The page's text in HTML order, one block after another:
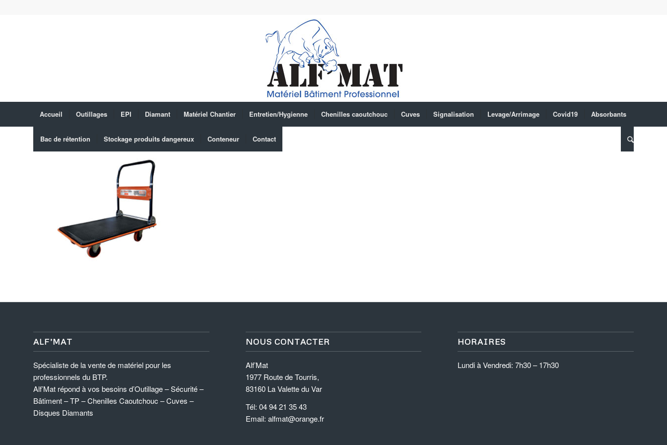
Accueil Outillages EPI Diamant Matériel Chantier Entretien/Hygienne Chenilles caoutchouc Cuves Signalisation Levage/Arrimage Covid19 Absorbants
Bac de rétention Stockage produits dangereux Conteneur Contact
ALF’MAT
Spécialiste de la vente de matériel pour les
professionnels du BTP.
Alf’Mat répond à vos besoins d’Outillage – Sécurité –
Bâtiment – TP – Chenilles Caoutchouc – Cuves –
Disques Diamants
NOUS CONTACTER
Alf’Mat
1977 Route de Tourris,
83160 La Valette du Var
Tél: 04 94 21 35 43
Email: alfmat@orange.fr
HORAIRES
Lundi à Vendredi: 7h30 – 17h30